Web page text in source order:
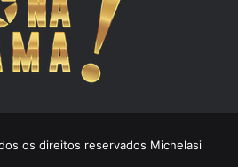
os direitos reservados Michelasi